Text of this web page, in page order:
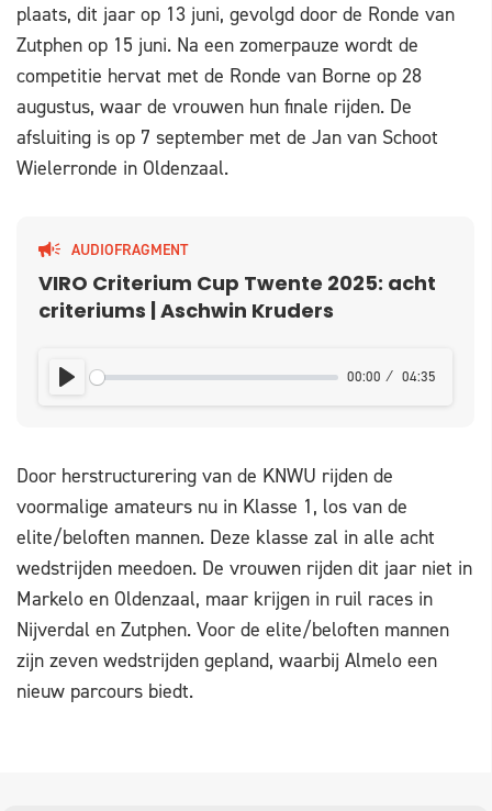
plaats, dit jaar op 13 juni, gevolgd door de Ronde van
Zutphen op 15 juni. Na een zomerpauze wordt de
competitie hervat met de Ronde van Borne op 28
augustus, waar de vrouwen hun finale rijden. De
afsluiting is op 7 september met de Jan van Schoot
Wielerronde in Oldenzaal.
AUDIOFRAGMENT
VIRO Criterium Cup Twente 2025: acht
criteriums | Aschwin Kruders
PLAY 00:00 04:35
Door herstructurering van de KNWU rijden de
voormalige amateurs nu in Klasse 1, los van de
elite/beloften mannen. Deze klasse zal in alle acht
wedstrijden meedoen. De vrouwen rijden dit jaar niet in
Markelo en Oldenzaal, maar krijgen in ruil races in
Nijverdal en Zutphen. Voor de elite/beloften mannen
zijn zeven wedstrijden gepland, waarbij Almelo een
nieuw parcours biedt.